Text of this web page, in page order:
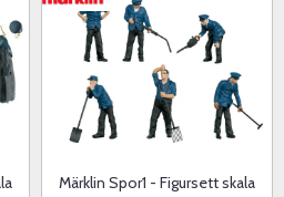
Märklin Spor1 - Figursett skala